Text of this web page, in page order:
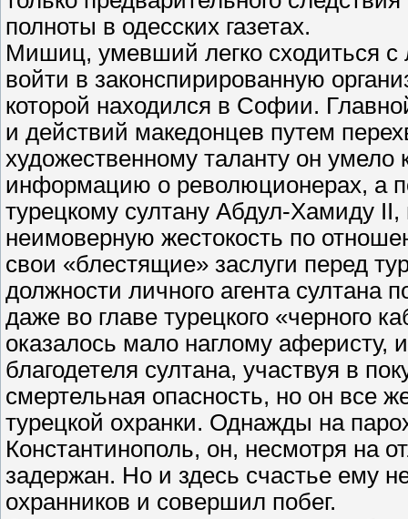
полноты в одесских газетах.
Мишиц, умевший легко сходиться
войти в законспирированную
которой находился в Софии.
и действий македонцев путем
художественному таланту он
информацию о революционерах, а
турецкому султану Абдул-Хамиду
неимоверную жестокость по
свои «блестящие» заслуги перед
должности личного агента султана
даже во главе турецкого «черного
оказалось мало наглому аферисту,
благодетеля султана, участвуя в
смертельная опасность, но он все
турецкой охранки. Однажды на
Константинополь, он, несмотря на
задержан. Но и здесь счастье ему
охранников и совершил побег.